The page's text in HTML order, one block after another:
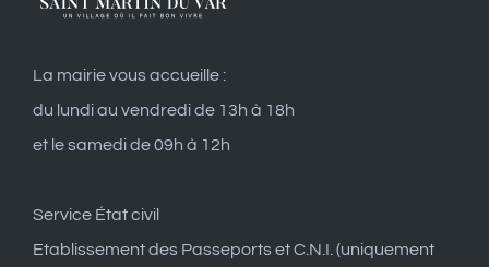
La mairie vous accueille :
du lundi au vendredi de 13h à 18h
et le samedi de 09h à 12h
Service État civil
Etablissement des Passeports et C.N.I. (uniquement